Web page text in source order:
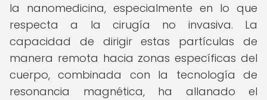
la nanomedicina, especialmente en lo que
respecta a la cirugía no invasiva. La
capacidad de dirigir estas partículas de
manera remota hacia zonas específicas del
cuerpo, combinada con la tecnología de
resonancia magnética, ha allanado el